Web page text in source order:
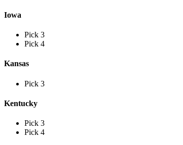
Iowa
Pick 3
Pick 4
Kansas
Pick 3
Kentucky
Pick 3
Pick 4